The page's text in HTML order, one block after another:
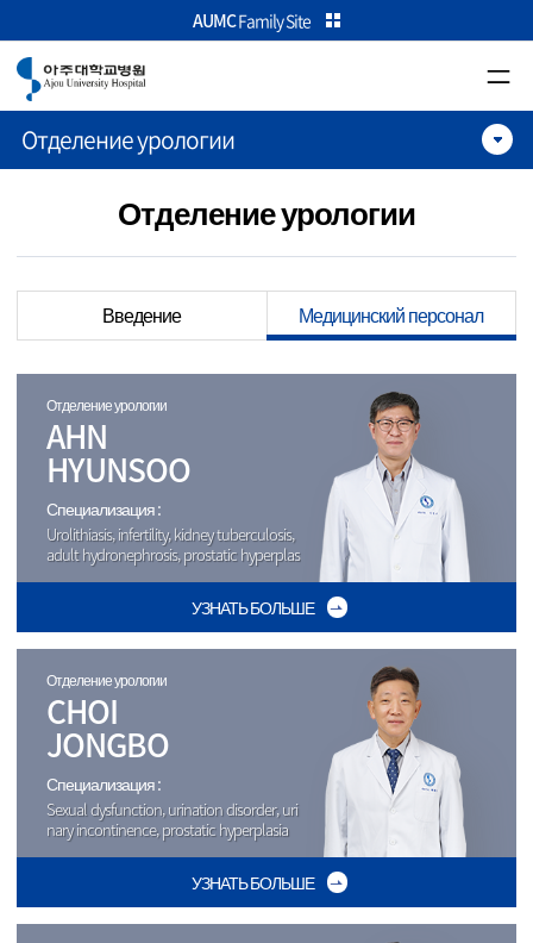
본문으로 가기
주메뉴로 가기
카피라이트로 가기
AUMCFamily Site
Отделение урологии
Отделение урологии
Введение Медицинский персонал
Отделение урологии
AHN
HYUNSOO
Специализация :
Urolithiasis, infertility, kidney tuberculosis,
adult hydronephrosis, prostatic hyperplas
УЗНАТЬ БОЛЬШЕ
Отделение урологии
CHOI
JONGBO
Специализация :
Sexual dysfunction, urination disorder, uri
nary incontinence, prostatic hyperplasia
УЗНАТЬ БОЛЬШЕ